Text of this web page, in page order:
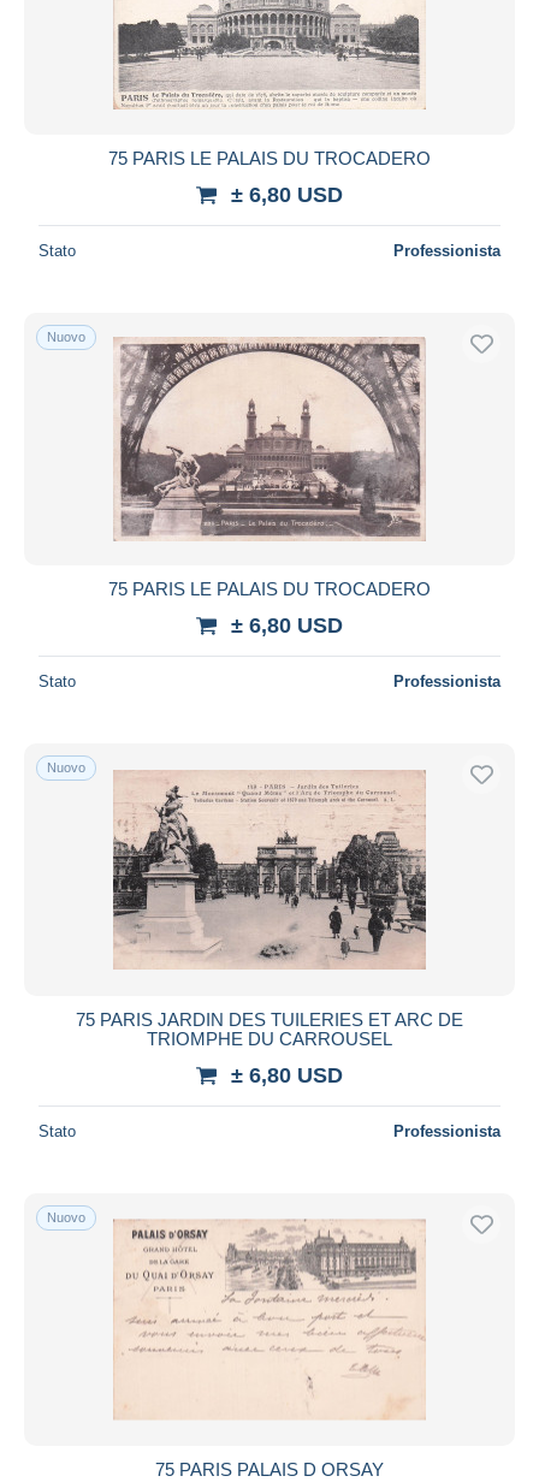
75 PARIS LE PALAIS DU TROCADERO
± 6,80 USD
Stato Professionista
Nuovo
75 PARIS LE PALAIS DU TROCADERO
± 6,80 USD
Stato Professionista
Nuovo
75 PARIS JARDIN DES TUILERIES ET ARC DE
TRIOMPHE DU CARROUSEL
± 6,80 USD
Stato Professionista
Nuovo
75 PARIS PALAIS D ORSAY